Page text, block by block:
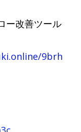
ー改善ツール
9brh